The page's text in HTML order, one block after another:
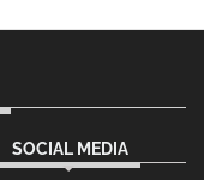
SOCIAL MEDIA